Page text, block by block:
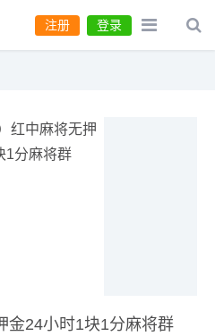
登录
注册
金24小时1块1分麻将群